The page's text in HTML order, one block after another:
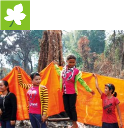
Startseite